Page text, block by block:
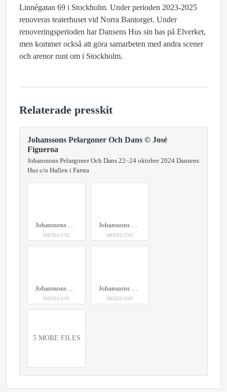
Linnégatan 69 i Stockholm. Under perioden 2023-2025
renoveras teaterhuset vid Norra Bantorget. Under
renoveringsperioden har Dansens Hus sin bas på Elverket,
men kommer också att göra samarbeten med andra scener
och arenor runt om i Stockholm.
Relaterade presskit
Johanssons Pelargoner Och Dans © José
Figueroa
Johanssons Pelargoner Och Dans 22–24 oktober 2024 Dansens
Hus c/o Hallen i Farsta
Johanssons pelargoner och dans © José Figueroa
MEDIA USE
Johanssons Pelargoner Och Dans © José Figueroa
MEDIA USE
Johanssons Pelargoner Och Dans © José Figueroa
MEDIA USE
Johanssons Pelargoner Och Dans © José Figueroa
MEDIA USE
5 MORE FILES